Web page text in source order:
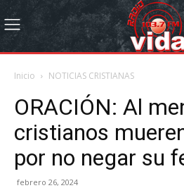
Inicio NOTICIAS CRISTIANAS
ORACIÓN: Al
cristianos
por no negar su
febrero 26, 2024